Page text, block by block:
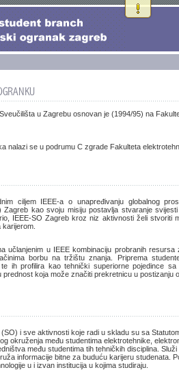
u Zagrebu osnovan je (1994/95) na
nalazi se u podrumu C zgrade Fakulteta
ciljem IEEE-a o unapređivanju globalnog
Zagreb kao svoju misiju postavlja stvaranje
IEEE-SO Zagreb kroz niz aktivnosti želi stvoriti
učlanjenim u IEEE kombinaciju probranih
borbu na tržištu znanja. Priprema
te ih profilira kao tehnički superiorne pojedince
prednost koja može značiti prekretnicu u postizanju
i sve aktivnosti koje radi u skladu su sa
okruženja među studentima elektrotehnike,
među studentima tih tehničkih disciplina.
informacije bitne za buduću karijeru studenata.
u i izvan institucija u kojima studiraju.